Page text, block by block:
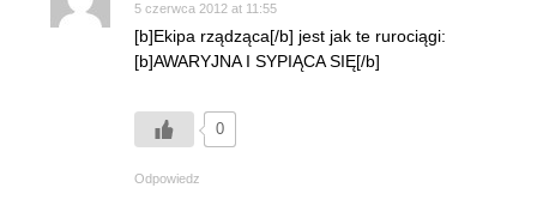
5 czerwca 2012 at 11:55
[b]Ekipa rządząca[/b] jest jak te rurociągi:
[b]AWARYJNA I SYPIĄCA SIĘ[/b]
0
Odpowiedz